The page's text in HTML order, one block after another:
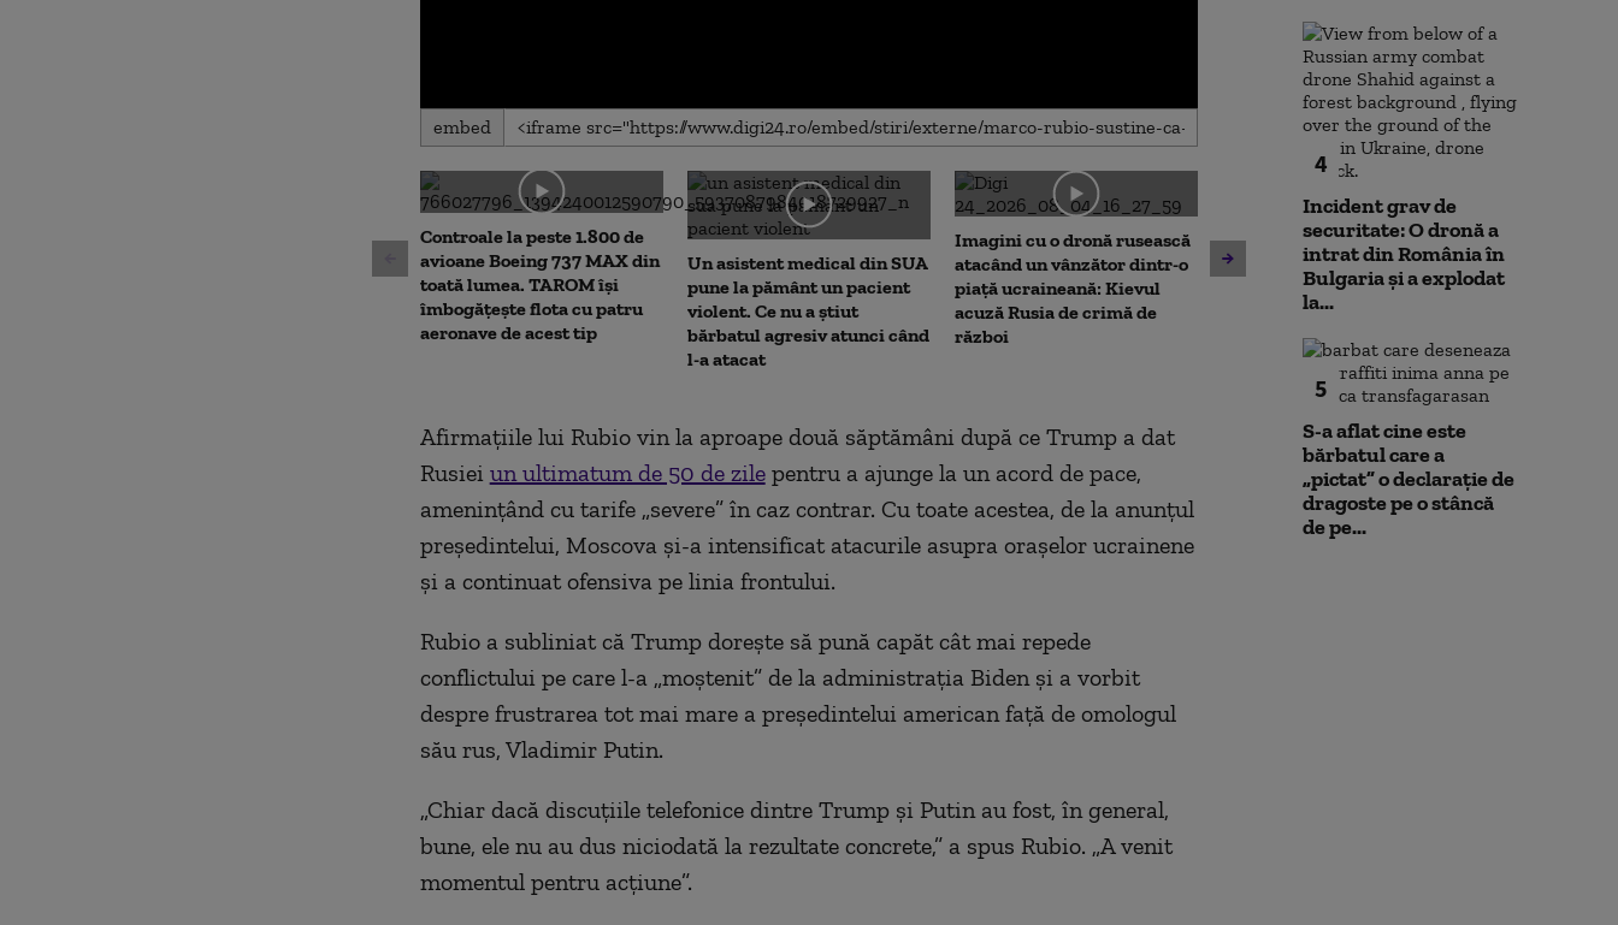
0
seconds
0
secondsVolume
90%
embed
Controale la peste 1.800 de
avioane Boeing 737 MAX din
toată lumea. TAROM își
îmbogățește flota cu patru
aeronave de acest tip
Un asistent medical din SUA
pune la pământ un pacient
violent. Ce nu a știut
bărbatul agresiv atunci când
l-a atacat
Imagini cu o dronă rusească
atacând un vânzător dintr-o
piață ucraineană: Kievul
acuză Rusia de crimă de
război
Două nave civile ale unor
companii turcești, atacate
cu drone în Marea Neagră.
Ankara cere Rusiei și
Ucrainei măsuri urgente
ambulanței
minciună de
Se folosește
Afirmațiile lui Rubio vin la aproape două săptămâni după ce Trump a dat
Rusiei un ultimatum de 50 de zilepentru a ajunge la un acord de pace,
amenințând cu tarife „severe” în caz contrar. Cu toate acestea, de la anunțul
președintelui, Moscova și-a intensificat atacurile asupra orașelor ucrainene
și a continuat ofensiva pe linia frontului.
Rubio a subliniat că Trump dorește să pună capăt cât mai repede
conflictului pe care l-a „moștenit” de la administrația Biden și a vorbit
despre frustrarea tot mai mare a președintelui american față de omologul
său rus, Vladimir Putin.
„Chiar dacă discuțiile telefonice dintre Trump și Putin au fost, în general,
bune, ele nu au dus niciodată la rezultate concrete,” a spus Rubio. „A venit
momentul pentru acțiune”.
4
Incident grav de
securitate: O dronă a
intrat din România în
Bulgaria şi a explodat
la...
5
S-a aflat cine este
bărbatul care a
„pictat” o declarație de
dragoste pe o stâncă
de pe...